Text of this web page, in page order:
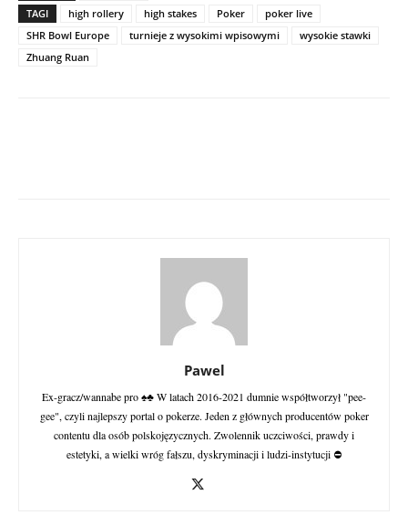
TAGI
high rollery high stakes Poker
poker live
SHR Bowl Europe
turnieje z wysokimi wpisowymi
wysokie stawki
Zhuang Ruan
Pawel
Ex-gracz/wannabe pro ♠♣ W latach 2016-2021 dumnie współtworzył "pee-
gee", czyli najlepszy portal o pokerze. Jeden z głównych producentów poker
contentu dla osób polskojęzycznych. Zwolennik uczciwości, prawdy i
estetyki, a wielki wróg fałszu, dyskryminacji i ludzi-instytucji ⛔